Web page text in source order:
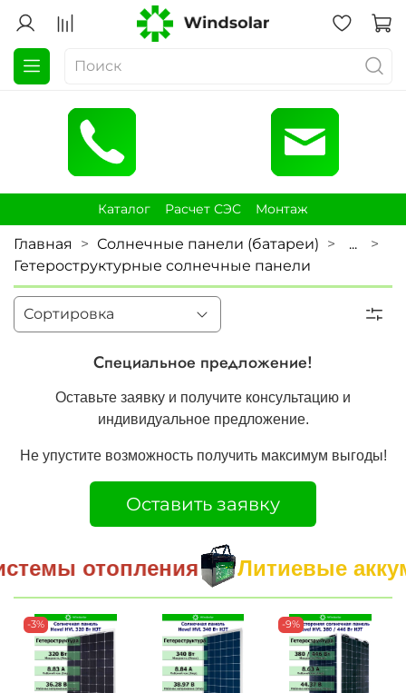
Каталог Расчет СЭС Монтаж
Главная Солнечные панели (батареи)
...
Гетероструктурные солнечные панели
Специальное предложение!
Оставьте заявку и получите консультацию и
индивидуальное предложение.
Не упустите возможность получить максимум выгоды!
Оставить заявку
отопления Литиевые
-3% -9%